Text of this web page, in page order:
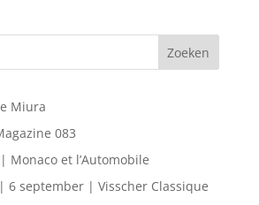
Miura
083
Monaco et l’Automobile
6 september | Visscher Classique